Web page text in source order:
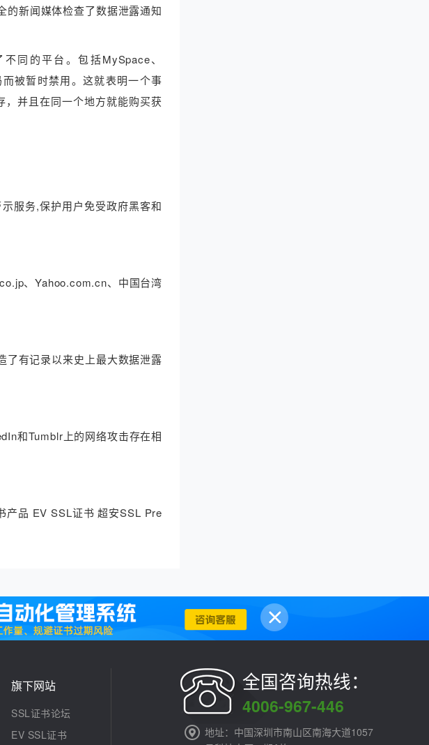
的新闻媒体检查了数据泄露通知
同的平台。包括MySpace、
被暂时禁用。这就表明一个事
并且在同一个地方就能购买获
服务,保护用户免受政府黑客和
、Yahoo.com.cn、中国台湾
了有记录以来史上最大数据泄露
和Tumblr上的网络攻击存在相
产品 EV SSL证书 超安SSL Pre
旗下网站
SSL证书论坛
EV SSL证书
全国咨询热线：
4006-967-446
地址：中国深圳市南山区南海大道1057